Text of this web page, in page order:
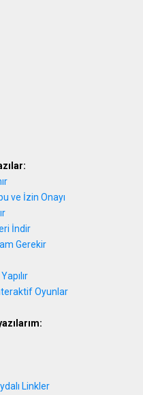
ve İzin Onayı
İndir
Gerekir
Oyunlar
Linkler